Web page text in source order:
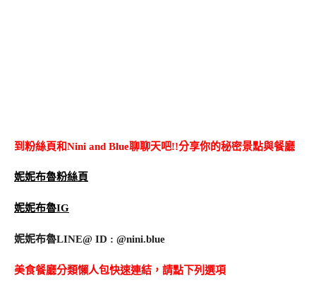
到粉絲頁和Nini and Blue聊聊天吧!!分享你的秘密景點與餐廳
妮妮布魯粉絲頁
妮妮布魯IG
妮妮布魯LINE@ ID : @nini.blue
美食餐廳分類懶人包快速連結，請點下列選項